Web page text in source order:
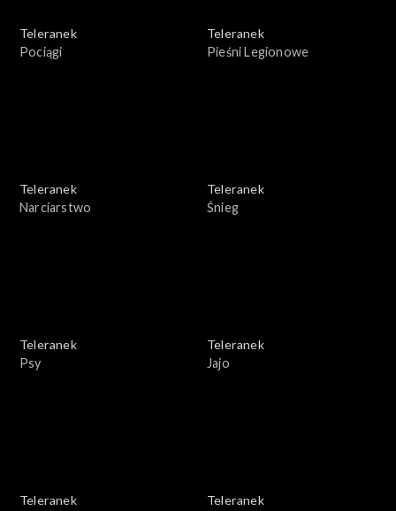
Teleranek
Pociągi
Teleranek
Pieśni Legionowe
Teleranek
Narciarstwo
Teleranek
Śnieg
Teleranek
Psy
Teleranek
Jajo
Teleranek
Teleranek